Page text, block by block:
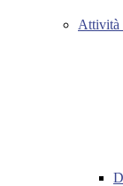
Attività